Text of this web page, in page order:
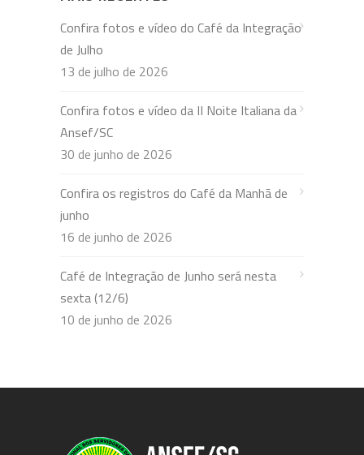
Confira fotos e vídeo do Café da Integração
de Julho
13 de julho de 2026
Confira fotos e vídeo da II Noite Italiana da
Ansef/SC
30 de junho de 2026
Confira os registros do Café da Manhã de
junho
16 de junho de 2026
Café de Integração de Junho será nesta
sexta (12/6)
10 de junho de 2026